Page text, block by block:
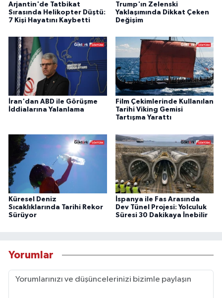
Arjantin'de Tatbikat
Sırasında Helikopter Düştü:
7 Kişi Hayatını Kaybetti
Trump'ın Zelenski
Yaklaşımında Dikkat Çeken
Değişim
İran'dan ABD ile Görüşme
İddialarına Yalanlama
Film Çekimlerinde Kullanılan
Tarihi Viking Gemisi
Tartışma Yarattı
Küresel Deniz
Sıcaklıklarında Tarihi Rekor
Sürüyor
İspanya ile Fas Arasında
Dev Tünel Projesi: Yolculuk
Süresi 30 Dakikaya İnebilir
Yorumlar